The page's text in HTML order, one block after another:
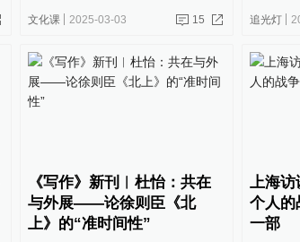
文化课 2025-03-03 15 追光灯
《写作》新刊︱杜怡：共在
与外展——论徐则臣《北
上》的“准时间性”
上海访
个人的
一部